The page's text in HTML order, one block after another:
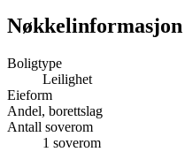
Nøkkelinformasjon
Boligtype
Leilighet
Eieform
Andel, borettslag
Antall soverom
1 soverom